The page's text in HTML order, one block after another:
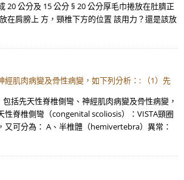
20 公分及 15 公分 § 20 公分厚毛巾捲放在肚臍正
在肩膀上 方，頸椎下方的位置 該用力？還是該放
經肌肉病變及骨性病變，如下列分析：: （1）先
括先天性脊椎側彎、神經肌肉病變及骨性病變，
性脊椎側彎（congenital scoliosis）：VISTA頸圈
又可分為： A、半椎體（hemivertebra）異常：